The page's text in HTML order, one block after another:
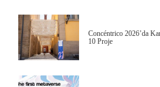
Concéntrico 2026’da
10 Proje